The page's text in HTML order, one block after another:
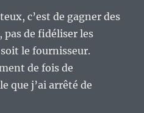
c’est de gagner des
de fidéliser les
le fournisseur.
de fois de
que j’ai arrêté de